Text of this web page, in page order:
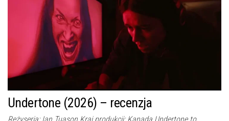
Undertone (2026) – recenzja